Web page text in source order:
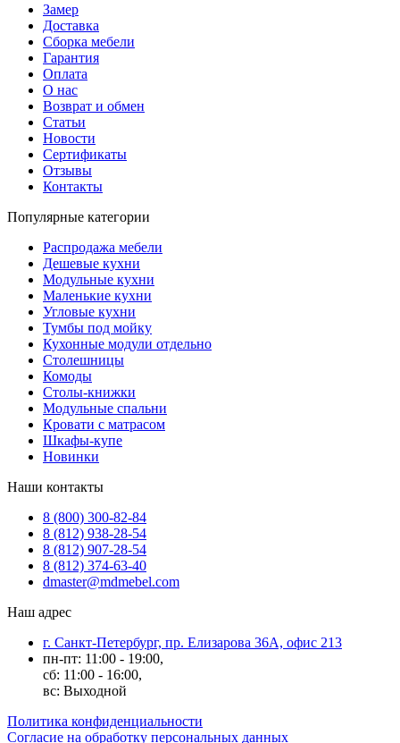
Замер
Доставка
Сборка мебели
Гарантия
Оплата
О нас
Возврат и обмен
Статьи
Новости
Сертификаты
Отзывы
Контакты
Популярные категории
Распродажа мебели
Дешевые кухни
Модульные кухни
Маленькие кухни
Угловые кухни
Тумбы под мойку
Кухонные модули отдельно
Столешницы
Комоды
Столы-книжки
Модульные спальни
Кровати с матрасом
Шкафы-купе
Новинки
Наши контакты
8 (800) 300-82-84
8 (812) 938-28-54
8 (812) 907-28-54
8 (812) 374-63-40
dmaster@mdmebel.com
Наш адрес
г. Санкт-Петербург, пр. Елизарова 36А, офис 213
пн-пт: 11:00 - 19:00,
сб: 11:00 - 16:00,
вс: Выходной
Политика конфиденциальности
Согласие на обработку персональных данных